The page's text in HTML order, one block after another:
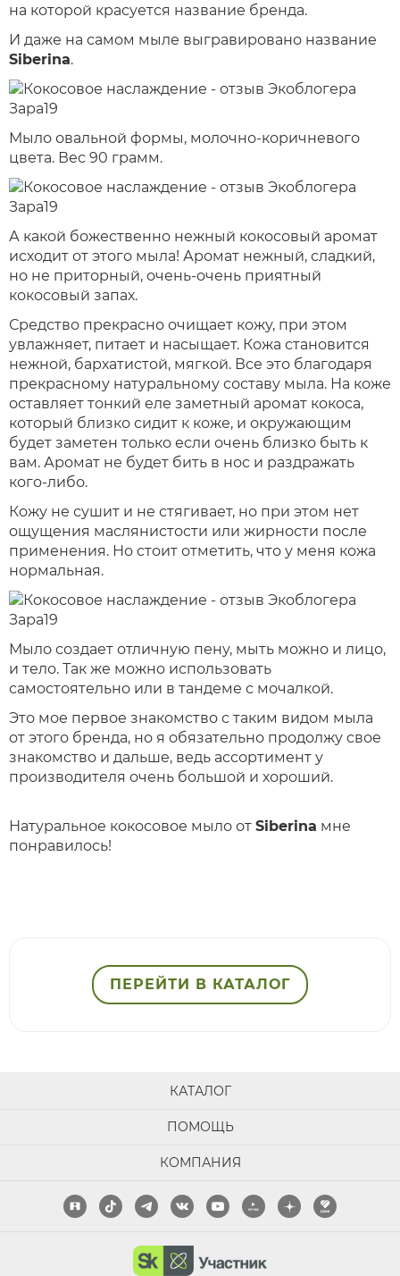
на которой красуется название бренда.
И даже на самом мыле выгравировано название
Siberina.
Мыло овальной формы, молочно-коричневого
цвета. Вес 90 грамм.
А какой божественно нежный кокосовый аромат
исходит от этого мыла! Аромат нежный, сладкий,
но не приторный, очень-очень приятный
кокосовый запах.
Средство прекрасно очищает кожу, при этом
увлажняет, питает и насыщает. Кожа становится
нежной, бархатистой, мягкой. Все это благодаря
прекрасному натуральному составу мыла. На коже
оставляет тонкий еле заметный аромат кокоса,
который близко сидит к коже, и окружающим
будет заметен только если очень близко быть к
вам. Аромат не будет бить в нос и раздражать
кого-либо.
Кожу не сушит и не стягивает, но при этом нет
ощущения маслянистости или жирности после
применения. Но стоит отметить, что у меня кожа
нормальная.
Мыло создает отличную пену, мыть можно и лицо,
и тело. Так же можно использовать
самостоятельно или в тандеме с мочалкой.
Это мое первое знакомство с таким видом мыла
от этого бренда, но я обязательно продолжу свое
знакомство и дальше, ведь ассортимент у
производителя очень большой и хороший.
Натуральное кокосовое мыло от Siberina мне
понравилось!
ПЕРЕЙТИ В КАТАЛОГ
КАТАЛОГ
ПОМОЩЬ
КОМПАНИЯ